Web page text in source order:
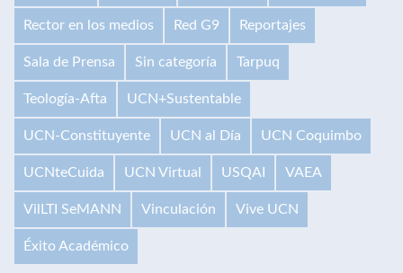
Rector en los medios Red G9 Reportajes
Sala de Prensa Sin categoría Tarpuq
Teología-Afta UCN+Sustentable
UCN-Constituyente UCN al Día UCN Coquimbo
UCNteCuida UCN Virtual USQAI VAEA
VilLTI SeMANN Vinculación Vive UCN
Éxito Académico